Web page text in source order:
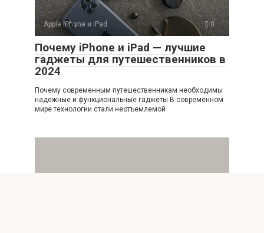
Apple iPhone и iPad 0
Почему iPhone и iPad — лучшие
гаджеты для путешественников в
2024
Почему современным путешественникам необходимы
надежные и функциональные гаджеты В современном
мире технологии стали неотъемлемой